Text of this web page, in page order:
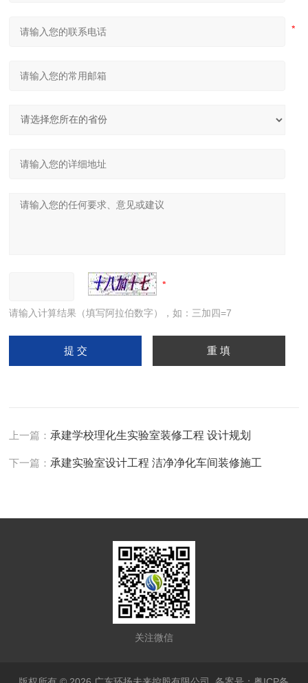
请输入计算结果（填写阿拉伯数字），如：三加四=7
上一篇： 承建学校理化生实验室装修工程 设计规划
下一篇： 承建实验室设计工程 洁净净化车间装修施工
关注微信